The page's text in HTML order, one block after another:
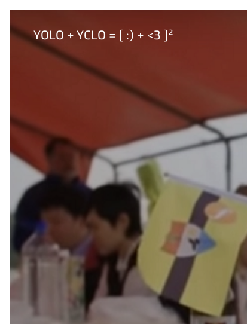
YOLO + YCLO = [ :) + <3 ]²